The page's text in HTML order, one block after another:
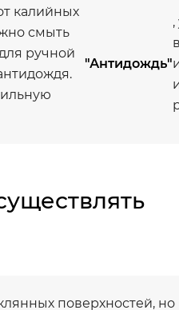
калийных
смыть
ручной
"Антидождь"
поверхностей,